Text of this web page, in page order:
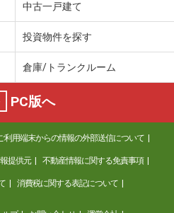
中古一戸建て
投資物件を探す
倉庫/トランクルーム
PC版へ
利用端末からの情報の外部送信について
提供元 不動産情報に関する免責事項
消費税に関する表記について